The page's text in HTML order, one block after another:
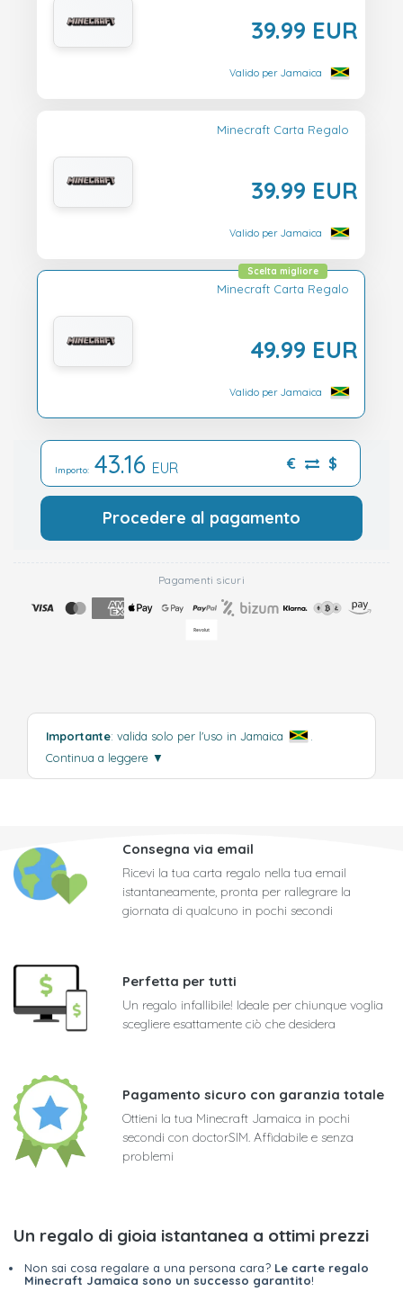
39.99 EUR
Valido per Jamaica
Minecraft Carta Regalo
39.99 EUR
Valido per Jamaica
Minecraft Carta Regalo
49.99 EUR
Scelta migliore
Valido per Jamaica
Importo: 43.16 EUR € $
Procedere al pagamento
Pagamenti sicuri
Importante: valida solo per l'uso in Jamaica
Continua a leggere ▼
Consegna via email
Ricevi la tua carta regalo nella tua email
istantaneamente, pronta per rallegrare la
giornata di qualcuno in pochi secondi
Perfetta per tutti
Un regalo infallibile! Ideale per chiunque voglia
scegliere esattamente ciò che desidera
Pagamento sicuro con garanzia totale
Ottieni la tua Minecraft Jamaica in pochi
secondi con doctorSIM. Affidabile e senza
problemi
Un regalo di gioia istantanea a ottimi prezzi
Non sai cosa regalare a una persona cara? Le carte regalo
Minecraft Jamaica sono un successo garantito!